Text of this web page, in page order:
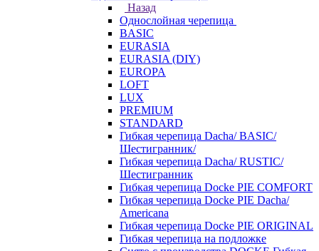
Назад
Однослойная черепица
BASIC
EURASIA
EURASIA (DIY)
EUROPA
LOFT
LUX
PREMIUM
STANDARD
Гибкая черепица Dacha/ BASIC/
Шестигранник/
Гибкая черепица Dacha/ RUSTIC/
Шестигранник
Гибкая черепица Docke PIE COMFORT
Гибкая черепица Docke PIE Dacha/
Americana
Гибкая черепица Docke PIE ОRIGINАL
Гибкая черепица на подложке